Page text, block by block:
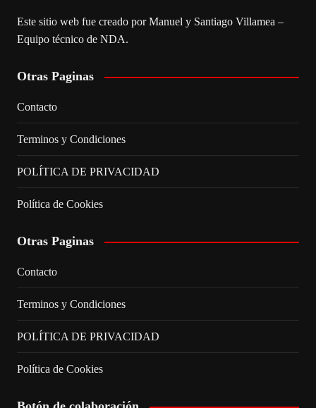
Este sitio web fue creado por Manuel y Santiago Villamea –
Equipo técnico de NDA.
Otras Paginas
Contacto
Terminos y Condiciones
POLÍTICA DE PRIVACIDAD
Política de Cookies
Otras Paginas
Contacto
Terminos y Condiciones
POLÍTICA DE PRIVACIDAD
Política de Cookies